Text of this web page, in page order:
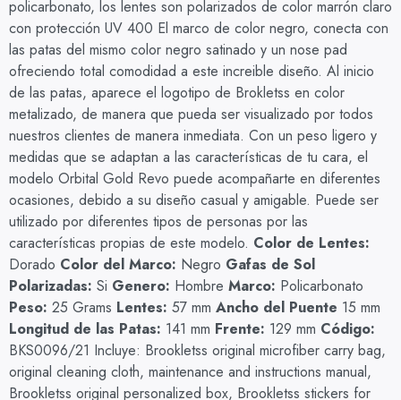
policarbonato, los lentes son polarizados de color marrón claro
con protección UV 400 El marco de color negro, conecta con
las patas del mismo color negro satinado y un nose pad
ofreciendo total comodidad a este increible diseño. Al inicio
de las patas, aparece el logotipo de Brokletss en color
metalizado, de manera que pueda ser visualizado por todos
nuestros clientes de manera inmediata. Con un peso ligero y
medidas que se adaptan a las características de tu cara, el
modelo Orbital Gold Revo puede acompañarte en diferentes
ocasiones, debido a su diseño casual y amigable. Puede ser
utilizado por diferentes tipos de personas por las
características propias de este modelo. Color de Lentes:
Dorado Color del Marco: Negro Gafas de Sol
Polarizadas: Si Genero: Hombre Marco: Policarbonato
Peso: 25 Grams Lentes: 57 mm Ancho del Puente 15 mm
Longitud de las Patas: 141 mm Frente: 129 mm Código:
BKS0096/21 Incluye: Brookletss original microfiber carry bag,
original cleaning cloth, maintenance and instructions manual,
Brookletss original personalized box, Brookletss stickers for